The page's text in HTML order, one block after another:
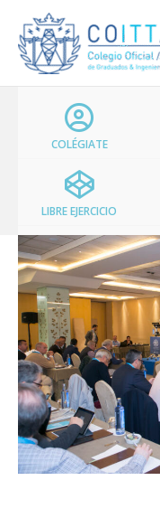
contenido
COLÉGIATE
LIBRE EJERCICIO